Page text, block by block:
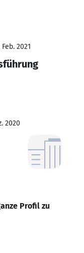
2021
2020
Profil zu